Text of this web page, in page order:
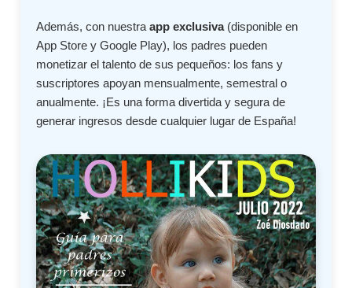
Además, con nuestraapp exclusiva(disponible en
App Store y Google Play), los padres pueden
monetizar el talento de sus pequeños: los fans y
suscriptores apoyan mensualmente, semestral o
anualmente. ¡Es una forma divertida y segura de
generar ingresos desde cualquier lugar de España!